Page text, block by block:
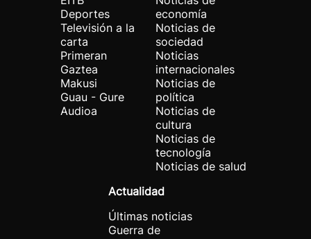
Deportes
Televisión a la
carta
Primeran
Gaztea
Makusi
Guau - Gure
Audioa
economía
Noticias de
sociedad
Noticias
internacionales
Noticias de
política
Noticias de
cultura
Noticias de
tecnología
Noticias de salud
Actualidad
Últimas noticias
Guerra de